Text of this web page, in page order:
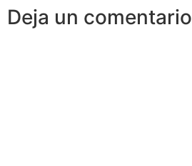
Deja un comentario